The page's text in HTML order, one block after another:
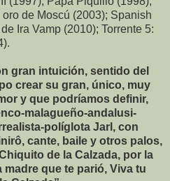
de Moscú (2003); Spanish
Ira Vamp (2010); Torrente 5:
gran intuición, sentido del
crear su gran, único, muy
y que podríamos definir,
malagueño-andalusi-
políglota Jarl, con
cante, baile y otros palos,
de la Calzada, por la
que te parió, Viva tu